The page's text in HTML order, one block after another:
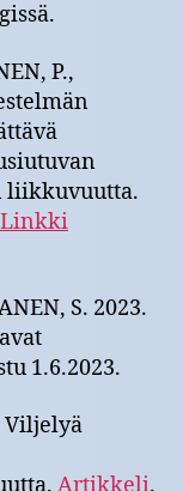
P.,
liikkuvuutta.
Linkki
S. 2023.
1.6.2023.
Viljelyä
Artikkeli.